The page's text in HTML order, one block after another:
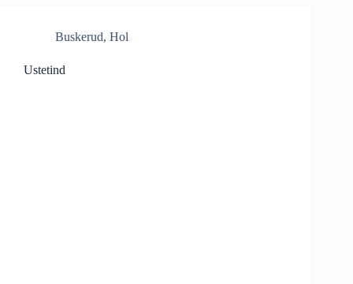
Buskerud, Hol
Ustetind